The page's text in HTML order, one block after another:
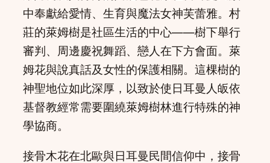
中奉獻給愛情、生育與魔法女神芙蕾雅。村
莊的萊姆樹是社區生活的中心——樹下舉行
審判、周邊慶祝舞蹈、戀人在下方會面。萊
姆花與說真話及女性的保護相關。這棵樹的
神聖地位如此深厚，以致於使日耳曼人皈依
基督教經常需要圍繞萊姆樹林進行特殊的神
學協商。
接骨木花在北歐與日耳曼民間信仰中，接骨